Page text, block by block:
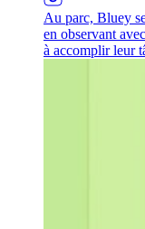
Au parc, Bluey
en observant
à accomplir leur